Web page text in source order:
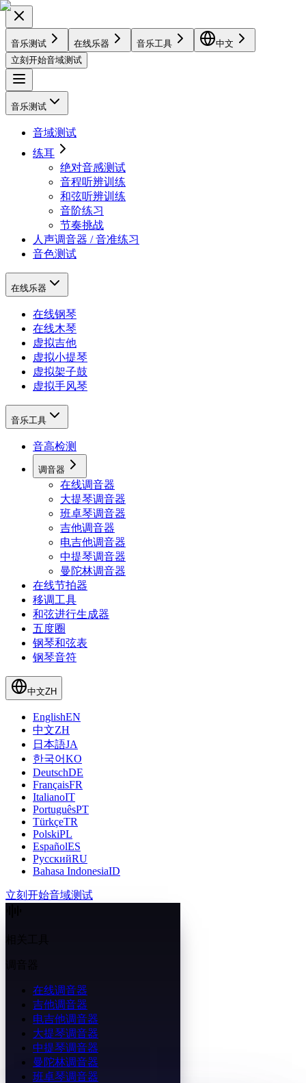
音乐测试 在线乐器 音乐工具
中文
立刻开始音域测试
音乐测试
音域测试
练耳
绝对音感测试
音程听辨训练
和弦听辨训练
音阶练习
节奏挑战
人声调音器 / 音准练习
音色测试
在线乐器
在线钢琴
在线木琴
虚拟吉他
虚拟小提琴
虚拟架子鼓
虚拟手风琴
音乐工具
音高检测
调音器
在线调音器
大提琴调音器
班卓琴调音器
吉他调音器
电吉他调音器
中提琴调音器
曼陀林调音器
在线节拍器
移调工具
和弦进行生成器
五度圈
钢琴和弦表
钢琴音符
中文ZH
EnglishEN
中文ZH
日本語JA
한국어KO
DeutschDE
FrançaisFR
ItalianoIT
PortuguêsPT
TürkçeTR
PolskiPL
EspañolES
РусскийRU
Bahasa IndonesiaID
立刻开始音域测试
调音器
在线调音器
吉他调音器
电吉他调音器
大提琴调音器
中提琴调音器
曼陀林调音器
班卓琴调音器